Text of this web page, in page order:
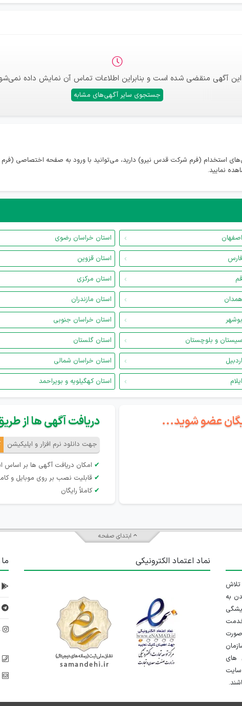
این آگهی منقضی شده است و بنابراین اطلاعات تماس آن نمایش داده
جستجوی سایر آگهی‌های مشابه
استخدام (فرم شرکت قدس نیرو) دارید، می‌توانید با ورود به صفحه اختصاصی
نمایید.
استان خراسان رضوی
استان قزوین
استان مرکزی
استان مازندران
استان خراسان جنوبی
و بلوچستان استان گلستان
استان خراسان شمالی
استان کهگیلویه و بویراحمد
عضو شوید... دریافت آگهی ها از
جهت دانلود نرم افزار و اپلیکیشن
✔ امکان دریافت آگهی ها بر اساس
✔ قابلیت نصب بر روی موبایل و
✔ کاملاً رایگان
ابتدای صفحه
شد و با تلاش
به
صورت
های
سایت
نماد اعتماد الکترونیکی